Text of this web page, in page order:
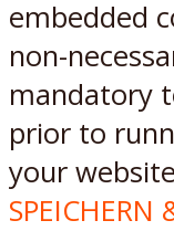
embedded
non-
mandatory
prior to
your
SPEICHERN